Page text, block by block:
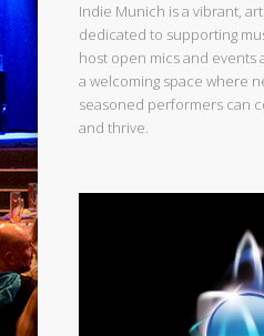
Indie Munich is a vibrant,
dedicated to supporting
host open mics and events
a welcoming space where
seasoned performers can
and thrive.